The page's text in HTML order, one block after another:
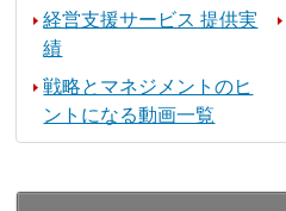
経営支援サービス 提供実
績
戦略とマネジメントのヒ
ントになる動画一覧